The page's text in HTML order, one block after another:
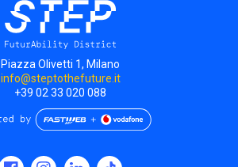
Piazza Olivetti 1, Milano
info@steptothefuture.it
+39 02 33 020 088